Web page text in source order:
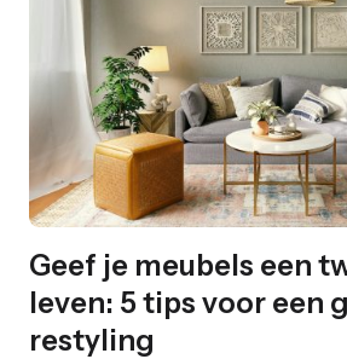
Geef je meubels een
leven: 5 tips voor een
restyling